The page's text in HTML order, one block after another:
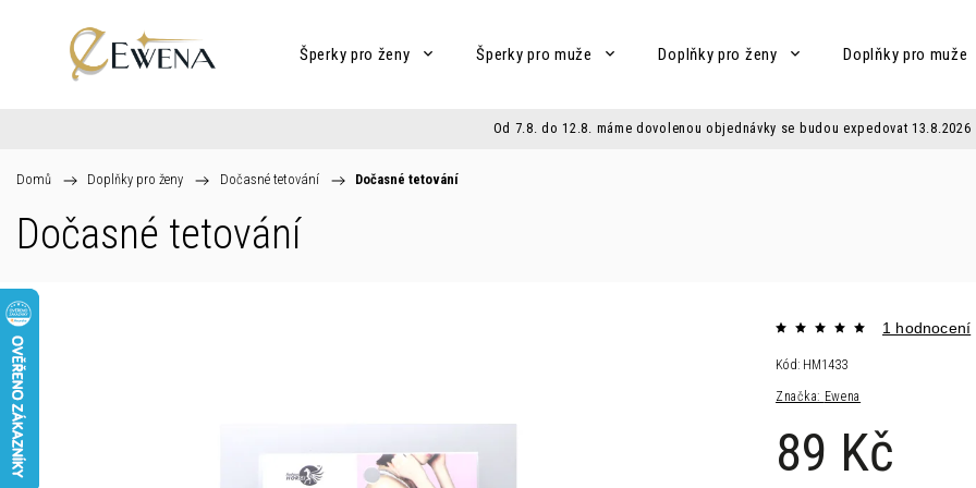
Šperky pro ženy Šperky pro muže Doplňky pro ženy Doplňky pro muže
Od 7.8. do 12.8. máme dovolenou objednávky se budou expedovat 13.8.2026
Domů / Doplňky pro ženy / Dočasné tetování / Dočasné tetování
Dočasné tetování
Značka: Ewena
1 hodnocení
89 Kč
Kód: HM1433